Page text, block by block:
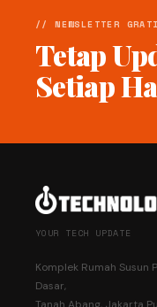
// NEWSLETTER
Tetap
Setiap
YOUR TECH UPDATE
Komplek Rumah Susun
Dasar,